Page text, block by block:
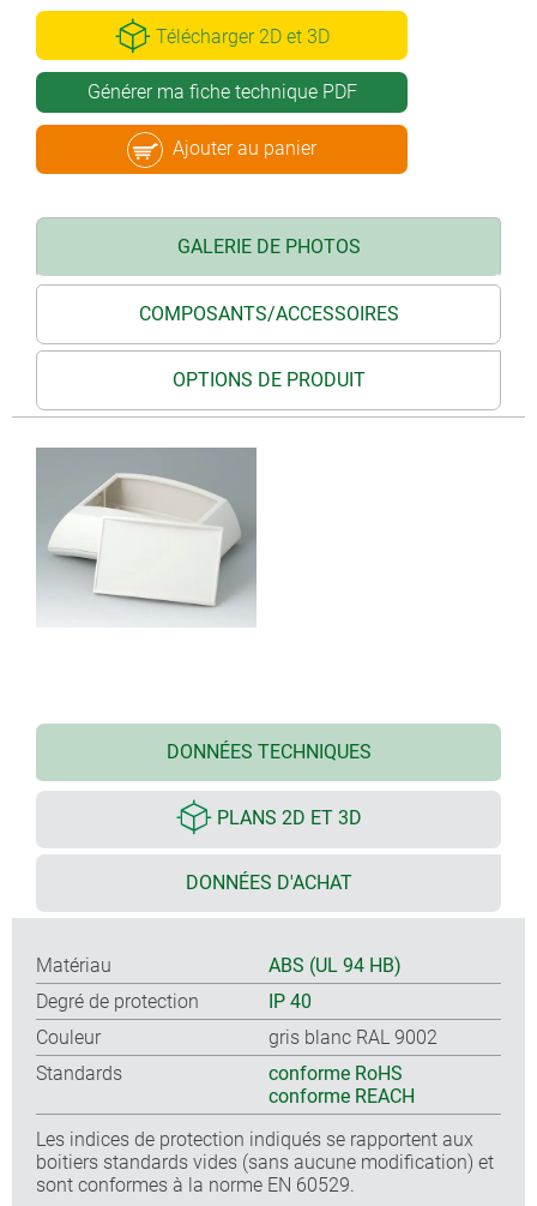
Télécharger 2D et 3D
Générer ma fiche technique PDF
Ajouter au panier
GALERIE DE PHOTOS
COMPOSANTS/ACCESSOIRES
OPTIONS DE PRODUIT
DONNÉES TECHNIQUES
PLANS 2D ET 3D
DONNÉES D'ACHAT
Matériau
ABS (UL 94 HB)
Degré de protection
IP 40
Couleur
gris blanc RAL 9002
Standards
conforme RoHS
conforme REACH
Les indices de protection indiqués se rapportent aux
boitiers standards vides (sans aucune modification) et
sont conformes à la norme EN 60529.